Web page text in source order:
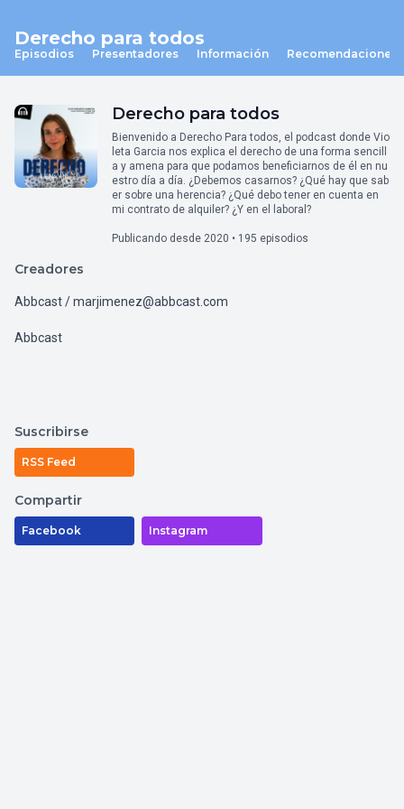
Derecho para todos
Episodios Presentadores Información Recomendaciones
Derecho para todos
Bienvenido a Derecho Para todos, el podcast donde Vio
leta Garcia nos explica el derecho de una forma sencill
a y amena para que podamos beneficiarnos de él en nu
estro día a día. ¿Debemos casarnos? ¿Qué hay que sab
er sobre una herencia? ¿Qué debo tener en cuenta en
mi contrato de alquiler? ¿Y en el laboral?
Publicando desde 2020 • 195 episodios
Creadores
Abbcast / marjimenez@abbcast.com
Abbcast
Suscribirse
RSS Feed
Compartir
Facebook Instagram